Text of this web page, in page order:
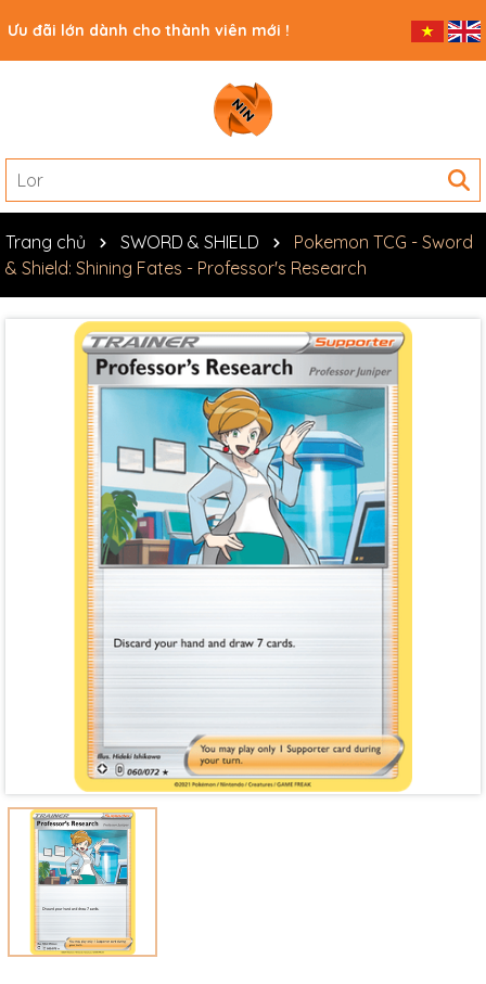
Ưu đãi lớn dành cho thành viên mới !
Trang chủ SWORD & SHIELD
Pokemon TCG - Sword
& Shield: Shining Fates - Professor's Research
Mã giảm giá:
Ngày hết hạn:
Điều kiện: